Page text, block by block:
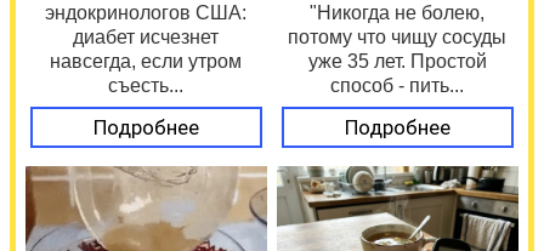
эндокринологов США:
диабет исчезнет
навсегда, если утром
съесть...
Подробнее
"Никогда не болею,
потому что чищу сосуды
уже 35 лет. Простой
способ - пить...
Подробнее